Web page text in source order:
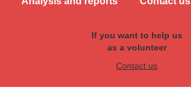
If you want to help us
as a volunteer
Contact us